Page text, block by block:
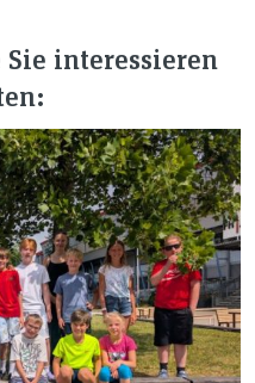
interessieren